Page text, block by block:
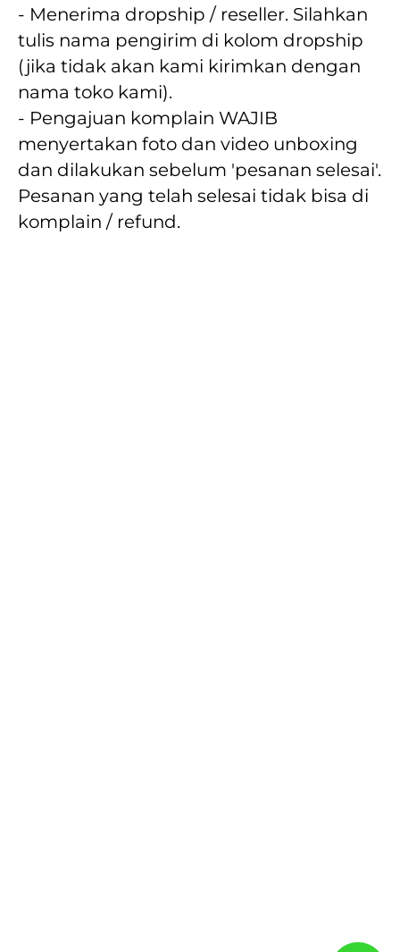
- Menerima dropship / reseller. Silahkan
tulis nama pengirim di kolom dropship
(jika tidak akan kami kirimkan dengan
nama toko kami).
- Pengajuan komplain WAJIB
menyertakan foto dan video unboxing
dan dilakukan sebelum 'pesanan selesai'.
Pesanan yang telah selesai tidak bisa di
komplain / refund.